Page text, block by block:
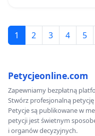
1 2 3 4 5
Petycjeonline.com
Zapewniamy bezpłatną
Stwórz profesjonalną
Petycje są publikowane w
petycji jest świetnym
i organów decyzyjnych.